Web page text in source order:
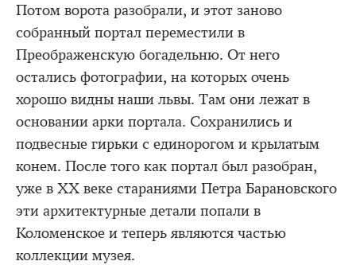
Потом ворота разобрали, и этот заново
собранный портал переместили в
Преображенскую богадельню. От него
остались фотографии, на которых очень
хорошо видны наши львы. Там они лежат в
основании арки портала. Сохранились и
подвесные гирьки с единорогом и крылатым
конем. После того как портал был разобран,
уже в XX веке стараниями Петра Барановского
эти архитектурные детали попали в
Коломенское и теперь являются частью
коллекции музея.